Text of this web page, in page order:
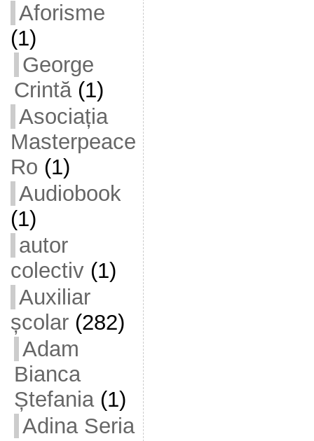
Aforisme
(1)
George
Crintă(1)
Asociația
Masterpeace
Ro (1)
Audiobook
(1)
autor
colectiv(1)
Auxiliar
școlar(282)
Adam
Bianca
Ștefania(1)
Adina Seria